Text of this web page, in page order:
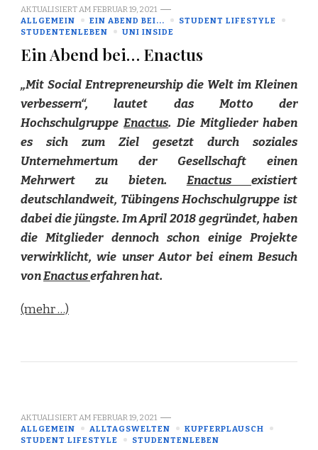
AKTUALISIERT AM FEBRUAR 19, 2021
ALLGEMEIN
EIN ABEND BEI...
STUDENT LIFESTYLE
STUDENTENLEBEN
UNI INSIDE
Ein Abend bei… Enactus
„Mit Social Entrepreneurship die Welt im Kleinen
verbessern“, lautet das Motto der
HochschulgruppeEnactus. Die Mitglieder haben
es sich zum Ziel gesetzt durch soziales
Unternehmertum der Gesellschaft einen
Mehrwert zu bieten. Enactus existiert
deutschlandweit, Tübingens Hochschulgruppe ist
dabei die jüngste. Im April 2018 gegründet, haben
die Mitglieder dennoch schon einige Projekte
verwirklicht, wie unser Autor bei einem Besuch
vonEnactuserfahren hat.
(mehr …)
AKTUALISIERT AM FEBRUAR 19, 2021
ALLGEMEIN
ALLTAGSWELTEN
KUPFERPLAUSCH
STUDENT LIFESTYLE
STUDENTENLEBEN